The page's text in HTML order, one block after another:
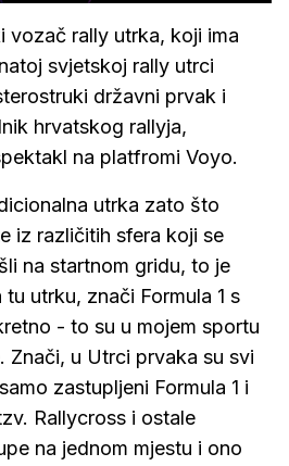
vozač rally utrka, koji ima
svjetskoj rally utrci
državni prvak i
hrvatskog rallyja,
na platfromi Voyo.
utrka zato što
iz različitih sfera koji se
na startnom gridu, to je
utrku, znači Formula 1 s
- to su u mojem sportu
Znači, u Utrci prvaka su svi
zastupljeni Formula 1 i
Rallycross i ostale
na jednom mjestu i ono